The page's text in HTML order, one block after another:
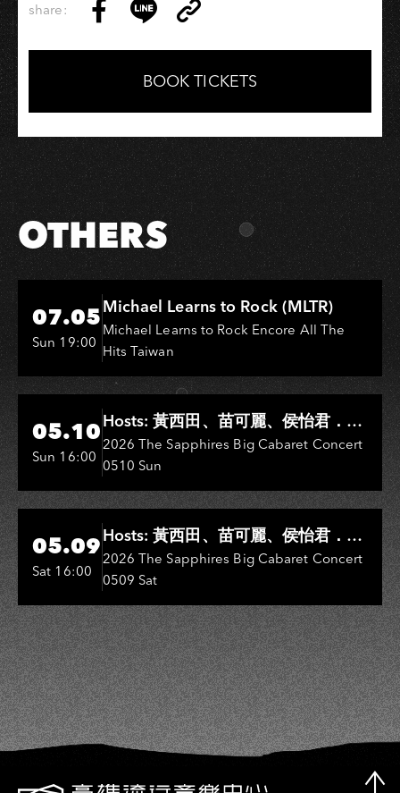
share:
on
Facebook
on
LINE
Link
Copy
BOOK TICKETS
OTHERS
Hi-Ing Music Hall
07.05
Sun 19:00
Michael Learns to Rock (MLTR)
Michael Learns to Rock Encore All The
Hits Taiwan
Hi-Ing Music Hall
05.10
Sun 16:00
Hosts: 黃西田、苗可麗、侯怡君．
Entertainers: 葉啟田、鳥來嬤-吳
敏、王彩樺、王瑞霞、吳淑敏、施文
彬、邵大倫、曹雅雯、陳孟賢、黃露
瑤
2026 The Sapphires Big Cabaret Concert
0510 Sun
Hi-Ing Music Hall
05.09
Sat 16:00
Hosts: 黃西田、苗可麗、侯怡君．
Entertainers: 葉啟田、鳥來嬤-吳
敏、張秀卿、王彩樺、吳淑敏、施文
彬、邵大倫、曹雅雯、陳孟賢、黃露
瑤
2026 The Sapphires Big Cabaret Concert
0509 Sat